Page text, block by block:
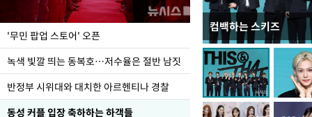
'무민 팝업 스토어' 오픈
녹색 빛깔 띄는 동복호…저수율은 절반 남짓
반정부 시위대와 대치한 아르헨티나 경찰
동성 커플 입장 축하하는 하객들
컴백하는 스키즈
지석천 뒤덮은 개구리